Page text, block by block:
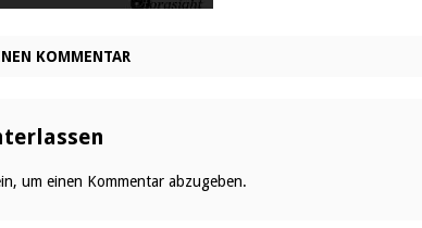
KOMMENTAR
um einen Kommentar abzugeben.